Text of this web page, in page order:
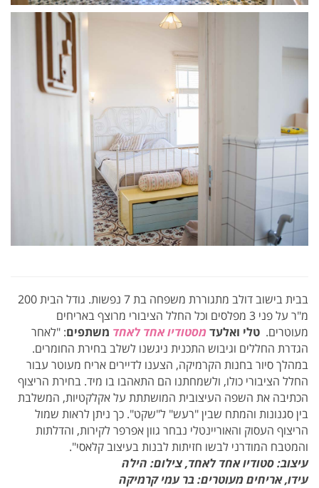
בבית בישוב דולב מתגוררת משפחה בת 7 נפשות. גודל הבית 200
מ"ר על פני 3 מפלסים וכל החלל הציבורי מרוצף באריחים
מעוטרים. טלי ואלעדמסטודיו אחד לאחד משתפים: "לאחר
הגדרת החללים וגיבוש התכנית ניגשנו לשלב בחירת החומרים.
במהלך סיור בחנות הקרמיקה, הצענו לדיירים אריח מעוטר עבור
החלל הציבורי כולו, ולשמחתנו הם התאהבו בו מיד. בחירת הריצוף
הכתיבה את השפה העיצובית המושתתת על אקלקטיות, המשלבת
בין סגנונות והמתח שבין "רעש" ל"שקט". כך ניתן לראות שמול
הריצוף העסוק והאוריינטלי נבחר גוון אפרפר לקירות, והדלתות
והמטבח המודרני לבשו חזיתות לבנות בעיצוב קלאסי".
עיצוב: סטודיו אחד לאחד,צילום: הילה
עידו, אריחים מעוטרים: בר עמי קרמיקה